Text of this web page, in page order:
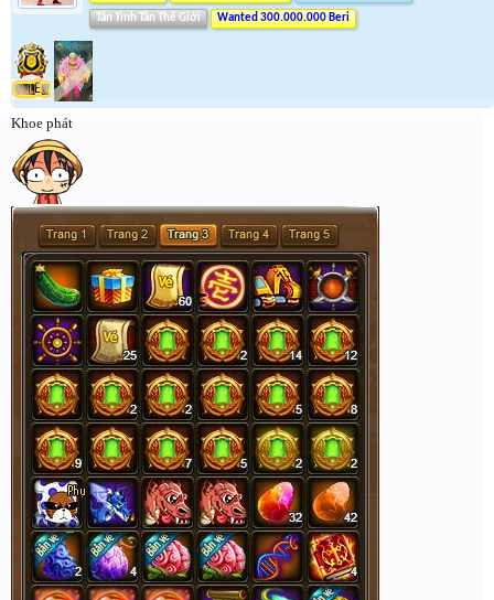
Tân Tinh Tân Thế Giới Wanted 300.000.000 Beri
Khoe phát